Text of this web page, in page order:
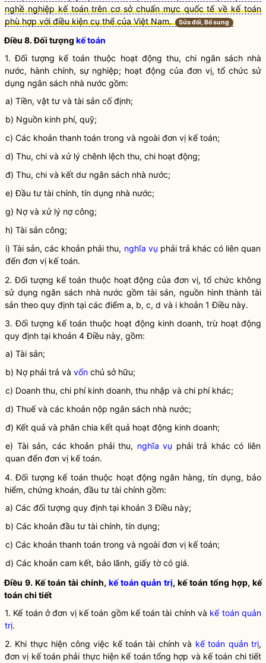
nghề nghiệp kế toán trên cơ sở chuẩn mực quốc tế về kế toán
phù hợp với điều kiện cụ thể của Việt Nam.
Sửa đổi, Bổ sung
Điều 8. Đối tượng kế toán
1. Đối tượng kế toán thuộc hoạt động thu, chi ngân sách nhà
nước, hành chính, sự nghiệp; hoạt động của đơn vị, tổ chức sử
dụng ngân sách nhà nước gồm:
a) Tiền, vật tư và tài sản cố định;
b) Nguồn kinh phí, quỹ;
c) Các khoản thanh toán trong và ngoài đơn vị kế toán;
d) Thu, chi và xử lý chênh lệch thu, chi hoạt động;
đ) Thu, chi và kết dư ngân sách nhà nước;
e) Đầu tư tài chính, tín dụng nhà nước;
g) Nợ và xử lý nợ công;
h) Tài sản công;
i) Tài sản, các khoản phải thu, nghĩa vụ phải trả khác có liên quan
đến đơn vị kế toán.
2. Đối tượng kế toánthuộc hoạt động của đơn vị, tổ chức không
sử dụng ngân sách nhà nước gồm tài sản, nguồn hình thành tài
sản theo quy định tại các điểm a, b, c, d và i khoản 1 Điều này.
3. Đối tượng kế toán thuộc hoạt động kinh doanh, trừ hoạt động
quy định tại khoản 4 Điều này, gồm:
a) Tài sản;
b) Nợ phải trả và vốn chủ sở hữu;
c) Doanh thu, chi phíkinh doanh, thu nhập và chi phíkhác;
d) Thuế và các khoản nộp ngân sách nhà nước;
đ) Kết quả và phân chia kết quả hoạt động kinh doanh;
e) Tài sản, các khoản phải thu, nghĩa vụ phải trả khác có liên
quan đến đơn vị kế toán.
4. Đối tượng kế toánthuộc hoạt động ngân hàng, tín dụng, bảo
hiểm, chứng khoán, đầu tư tài chính gồm:
a) Các đối tượng quy định tại khoản 3 Điều này;
b) Các khoản đầu tư tài chính, tín dụng;
c) Các khoản thanh toán trong và ngoài đơn vị kế toán;
d) Các khoản cam kết, bảo lãnh, giấy tờ có giá.
Điều 9. Kế toán tài chính, kế toán quản trị, kế toán tổng hợp, kế
toán chi tiết
1. Kế toán ởđơn vị kế toán gồm kế toán tài chínhvà kế toán quản
trị.
2. Khi thực hiện công việc kế toán tài chínhvà kế toán quản trị,
đơn vị kế toán phải thực hiện kế toán tổng hợp và kế toán chi tiết